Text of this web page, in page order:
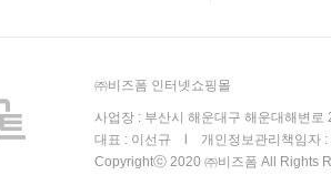
㈜비즈폼 인터넷쇼핑몰
사업장 : 부산시 해운대구 해운대해변
대표 : 이선규 l 개인정보관리책임자
Copyrightⓒ 2020 ㈜비즈폼 All Rights